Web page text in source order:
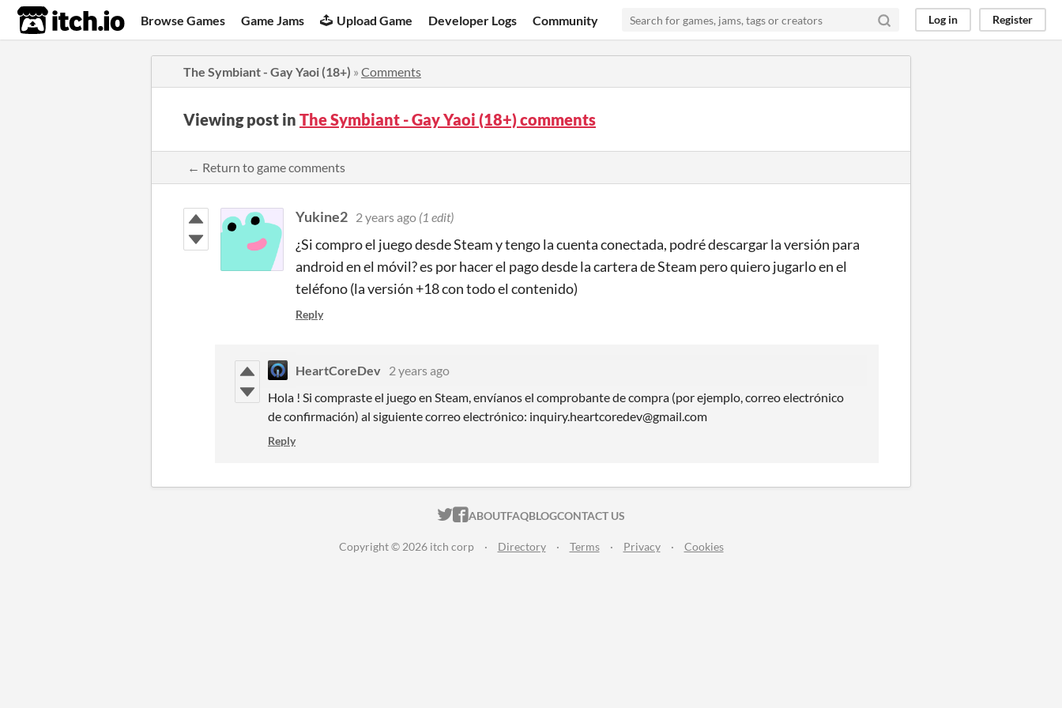
itch.io Browse Games Game Jams Upload Game Developer Logs Community Log in Register
The Symbiant - Gay Yaoi (18+) » Comments
Viewing post in The Symbiant - Gay Yaoi (18+) comments
← Return to game comments
Yukine2 2 years ago (1 edit)
¿Si compro el juego desde Steam y tengo la cuenta conectada, podré descargar la versión para
android en el móvil? es por hacer el pago desde la cartera de Steam pero quiero jugarlo en el
teléfono (la versión +18 con todo el contenido)
Reply
HeartCoreDev 2 years ago
Hola ! Si compraste el juego en Steam, envíanos el comprobante de compra (por ejemplo, correo electrónico
de confirmación) al siguiente correo electrónico: inquiry.heartcoredev@gmail.com
Reply
ITCH.IO ON TWITTER
ITCH.IO ON FACEBOOK
ABOUTFAQBLOGCONTACT US
Copyright © 2026 itch corp · Directory · Terms · Privacy · Cookies